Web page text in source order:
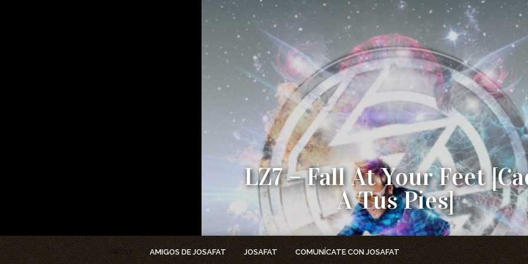
LZ7 – Fall At Your Feet
A Tus Pies]
DIME, DIME, DIME ¿A DÓNDE IRÁS? DIME, DIME, DIME ¿A
A CORRER? PORQUE NO PUEDES ESCONDERTE DE ÉL, NO
PUEDES ESCONDERTE...
INICIO AMIGOS DE JOSAFAT JOSAFAT COMUNÍCATE CON JOSAFAT